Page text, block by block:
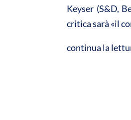
Keyser (S&D,
critica sarà «il
continua la